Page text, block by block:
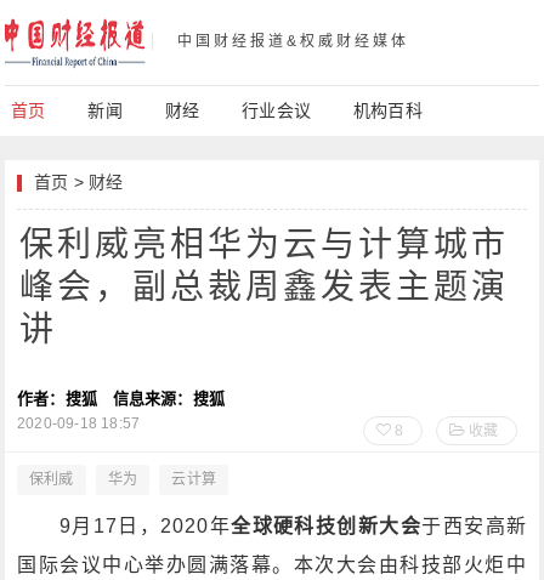
中国财经报道&权威财经媒体
首页 新闻 财经 行业会议 机构百科
首页 > 财经
保利威亮相华为云与计算城市
峰会，副总裁周鑫发表主题演
讲
作者：搜狐 信息来源：搜狐
2020-09-18 18:57 8 收藏
保利威 华为 云计算
9月17日，2020年全球硬科技创新大会于西安高新
国际会议中心举办圆满落幕。本次大会由科技部火炬中